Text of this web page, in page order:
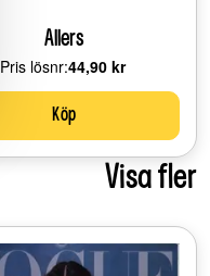
Allers
Pris lösnr:Price:
44,90 kr
Köp
Visa fler